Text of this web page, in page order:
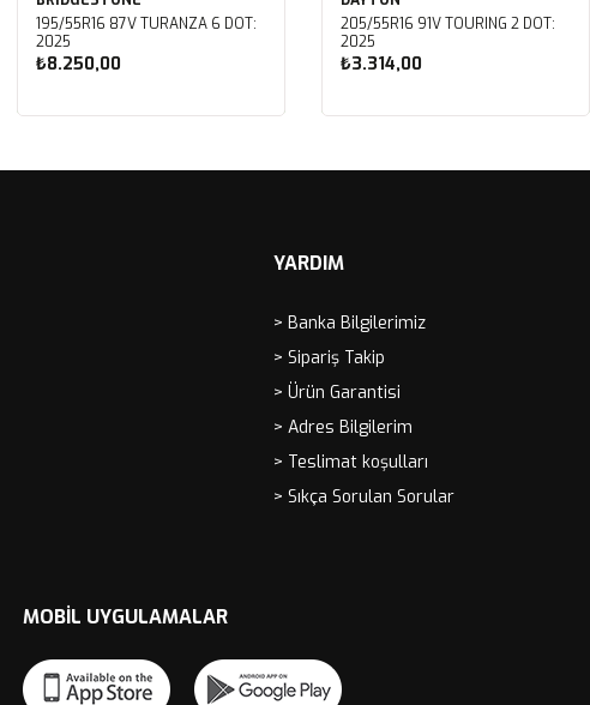
195/55R16 87V TURANZA 6 DOT:
2025
₺8.250,00
205/55R16 91V TOURING 2 DOT:
2025
₺3.314,00
YARDIM
> Banka Bilgilerimiz
> Sipariş Takip
> Ürün Garantisi
> Adres Bilgilerim
> Teslimat koşulları
> Sıkça Sorulan Sorular
MOBIL UYGULAMALAR